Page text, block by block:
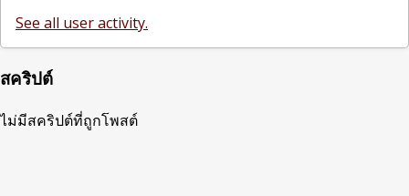
See all user activity.
สคริปต์
ไม่มีสคริปต์ที่ถูกโพสต์